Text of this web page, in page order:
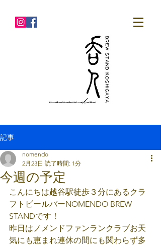
記事
今週の予定
nomendo
2月23日 読了時間: 1分
こんにちは越谷駅徒歩３分にあるクラ
フトビールバーNOMENDO BREW
STANDです！
昨日はノメンドファンランクラブお天
気にも恵まれ連休の間にも関わらず多